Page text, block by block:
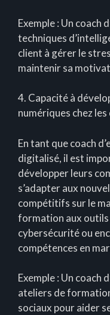
Exemple : Un coach
techniques
client à gérer le
maintenir sa
4. Capacité à
numériques chez les
En tant que coach
digitalisé, il est
développer leurs
s’adapter aux
compétitifs sur le
formation aux outils
cybersécurité ou
compétences en
Exemple : Un coach
ateliers de
sociaux pour aider